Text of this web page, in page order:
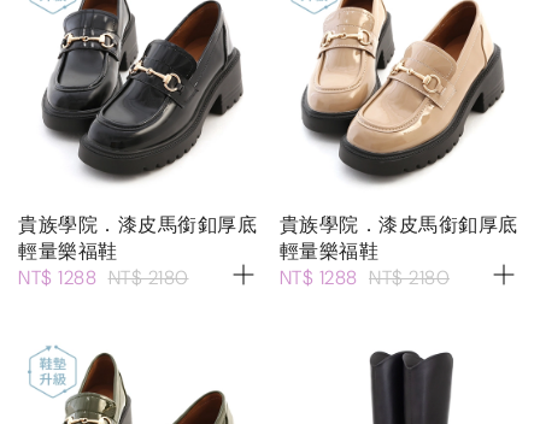
貴族學院．漆皮馬銜釦厚底
輕量樂福鞋
NT$ 1288 NT$ 2180
貴族學院．漆皮馬銜釦厚底
輕量樂福鞋
NT$ 1288 NT$ 2180